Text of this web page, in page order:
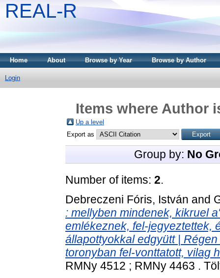
REAL-R
Home About Browse by Year Browse by Author
Login
Items where Author
Up a level
Export as
Group by: No
Number of items: 2.
Debreczeni Fóris, István and
: mellyben mindenek, kikruel
emlékeznek, fel-jegyeztettek,
állapottyokkal edgyütt |
toronyban fel-vonttatott, vilag
RMNy 4512 ; RMNy 4463 .